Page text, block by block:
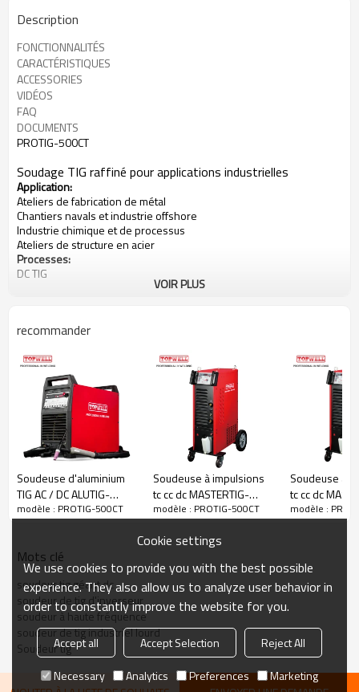
Description
FONCTIONNALITÉS
CARACTÉRISTIQUES
ACCESSORIES
VIDÉOS
FAQ
DOCUMENTS
PROTIG-500CT
Soudage TIG raffiné pour applications industrielles
Application:
Ateliers de fabrication de métal
Chantiers navals et industrie offshore
Industrie chimique et de processus
Ateliers de structure en acier
Processes:
DC TIG
500A à 30V @ 60% Duty Cycle
VOIR PLUS
recommander
Soudeuse d'aluminium
TIG AC / DC ALUTIG-
200HD
modèle : PROTIG-500CT
Soudeuse à impulsions
tc cc dc MASTERTIG-
400CT
modèle : PROTIG-500CT
Soudeuse à
tc cc dc
500CT
modèle :
Mots clé
soudeur tig géant dc
soudeur de tig d'inverseur
soudeur à haute fréquence
soudeur de tig industriel lourd
Soudeur tig
Cookie settings
We use cookies to provide you with the best possible
experience. They also allow us to analyze user behavior in
order to constantly improve the website for you.
Accept all Accept Selection
Reject All
Necessary
Analytics Preferences Marketing